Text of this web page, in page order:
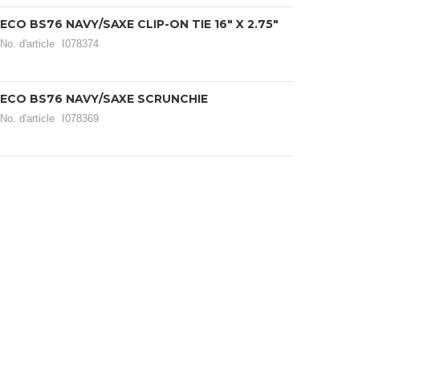
ECO BS76 NAVY/SAXE CLIP-ON TIE 16" X 2.75"
No. d'article I078374
ECO BS76 NAVY/SAXE SCRUNCHIE
No. d'article I078369